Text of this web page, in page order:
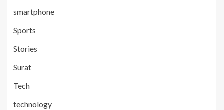
smartphone
Sports
Stories
Surat
Tech
technology